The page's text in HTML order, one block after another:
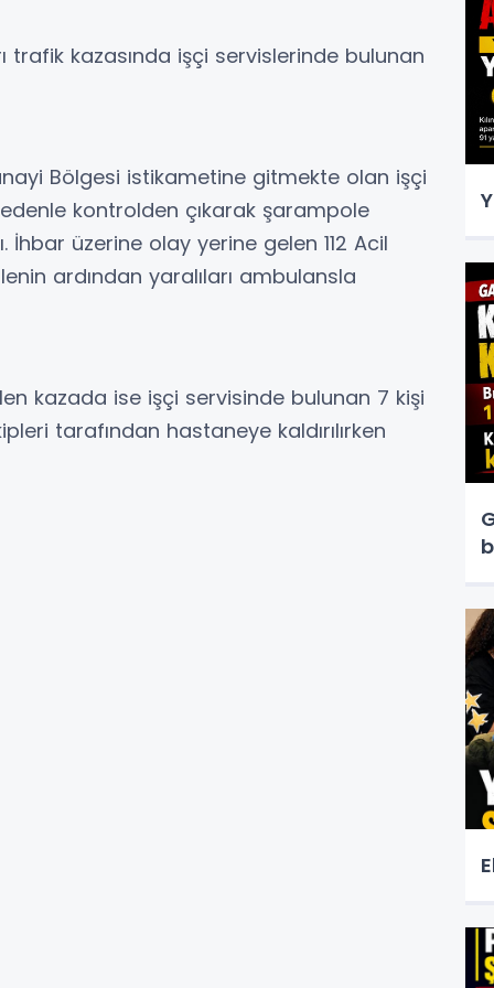
kazasında işçi servislerinde bulunan
Bölgesi istikametine gitmekte olan işçi
kontrolden çıkarak şarampole
İhbar üzerine olay yerine gelen 112 Acil
ardından yaralıları ambulansla
kazada ise işçi servisinde bulunan 7 kişi
tarafından hastaneye kaldırılırken